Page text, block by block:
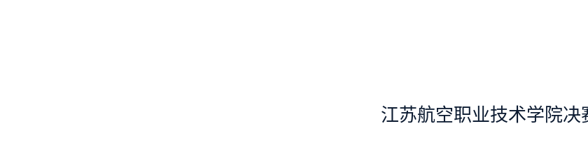
江苏航空职业技术学院决